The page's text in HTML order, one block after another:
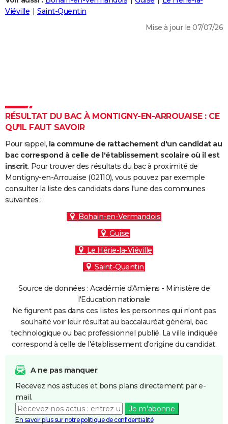
Destinations
City break
Voyage nature
Voyage de noces
Forum
Climat
+
PHOTO
Dictionnaire
Biographies
Citations
Expressions
Proverbes
PROGRAMME TV
S'inscrire
Se connecter
Lycées
Collèges
Primaires
Universités
Entreprises
Service militaire
Avis de recherche
AVIS DE DÉCÈS
FORUM
Bricolage
Lifestyle
Culture
SportAuto
Television
Voyage
Cinema
Viéville
Saint-Quentin
Mise à jour le 07/07/26
RÉSULTAT DU BAC À MONTIGNY-EN-ARROUAISE : CE
QU'IL FAUT SAVOIR
Pour rappel, la commune de rattachement d'un candidat au
bac correspond à celle de l'établissement scolaire où il est
inscrit. Pour trouver des résultats du bac à proximité de
Montigny-en-Arrouaise (02110), vous pouvez par exemple
consulter la liste des candidats dans l'une des communes
suivantes :
Bohain-en-Vermandois
Guise
Le Hérie-la-Viéville
Saint-Quentin
Source de données : Académie d'Amiens - Ministère de
l'Education nationale
Ne figurent pas dans ces listes les personnes qui n'ont pas
souhaité voir leur résultat au baccalauréat général, bac
technologique ou bac professionnel publié. La ville indiquée
correspond à celle de l'établissement d'origine du candidat.
A ne pas manquer
Recevez nos astuces et bons plans directement par e-
mail.
Je m'abonne
En savoir plus sur notre politique de confidentialité